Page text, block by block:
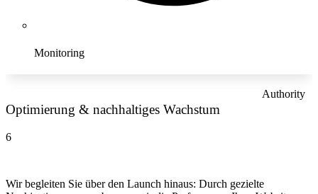
Monitoring
Authority
Optimierung & nachhaltiges Wachstum
6
Wir begleiten Sie über den Launch hinaus: Durch gezielte